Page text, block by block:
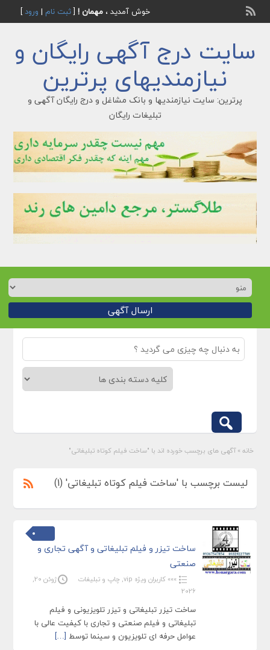
خوش آمدید ، مهمان ![ثبت نام | ورود]
سایت درج آگهی رایگان و
نیازمندیهای پرترین
پرترین: سایت نیازمندیها و بانک مشاغل و درج رایگان آگهی و
تبلیغات رایگان
ارسال آگهی
خانه » آگهی های برچسب خورده اند با "ساخت فیلم کوتاه تبلیغاتی"
لیست برچسب با 'ساخت فیلم کوتاه تبلیغاتی' (1)
ساخت تیزر و فیلم تبلیغاتی و آگهی تجاری و
صنعتی
»»» کاربران ویژه vip , چاپ و تبلیغات
ژوئن 20,
2026
ساخت تیزر تبلیغاتی و تیزر تلویزیونی و فیلم
تبلیغاتی و فیلم صنعتی و تجاری با کیفیت عالی با
عوامل حرفه ای تلویزیون و سینما توسط […]